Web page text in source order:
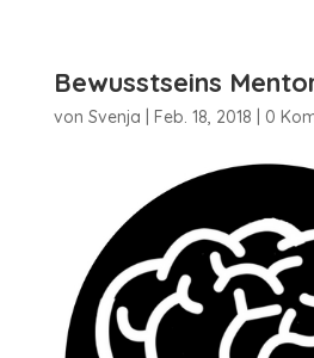
Bewusstseins
von Svenja Feb. 18, 2018 0